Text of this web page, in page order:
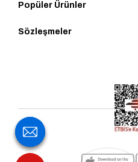
Popüler Ürünler
Sözleşmeler